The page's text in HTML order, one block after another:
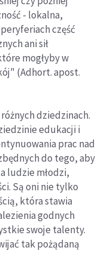
- lokalna,
część
ani sił
mogłyby w
(Adhort. apost.
dziedzinach.
edukacji i
prac nad
do tego, aby
ludzie młodzi,
Są oni nie tylko
która stawia
godnych
swoje talenty.
tak pożądaną